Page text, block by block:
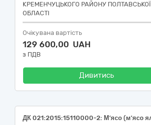
КРЕМЕНЧУЦЬКОГО РАЙОНУ ПОЛТАВСЬКОЇ
ОБЛАСТІ
Очікувана вартість
129 600,00 UAH
з ПДВ
Дивитись